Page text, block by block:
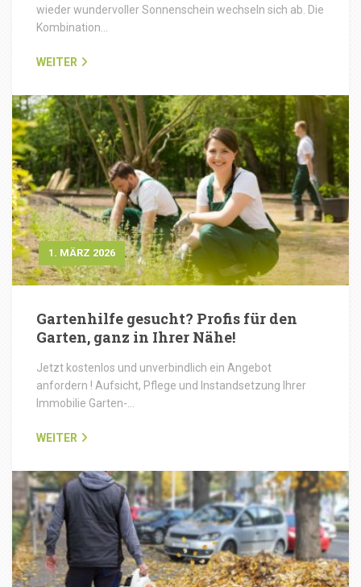
wieder wundervoller Sonnenschein wechseln sich ab. Die
Kombination…
WEITER
1. MÄRZ 2026
Gartenhilfe gesucht? Profis für den
Garten, ganz in Ihrer Nähe!
Jetzt kostenlos und unverbindlich ein Angebot
anfordern ! Aufsicht, Pflege und Instandsetzung Ihrer
Immobilie Garten-…
WEITER